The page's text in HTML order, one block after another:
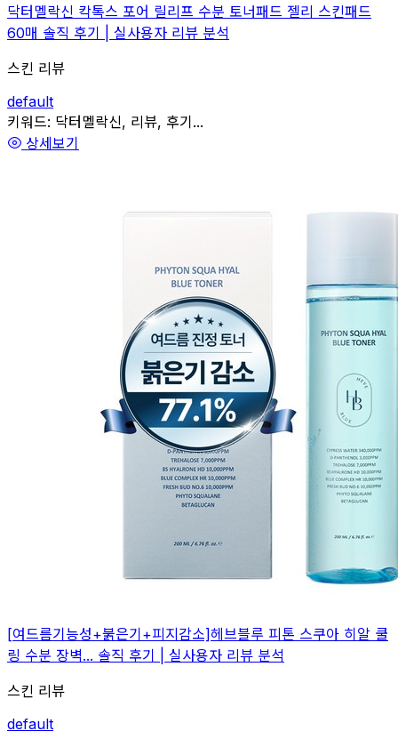
닥터멜락신 칵톡스 포어 릴리프 수분 토너패드 젤리 스킨패드
60매 솔직 후기 | 실사용자 리뷰 분석
스킨 리뷰
default
관련
키워드: 닥터멜락신, 리뷰, 후기...
상세보기
[여드름기능성+붉은기+피지감소]헤브블루 피톤 스쿠아 히알 쿨
링 수분 장벽... 솔직 후기 | 실사용자 리뷰 분석
스킨 리뷰
default